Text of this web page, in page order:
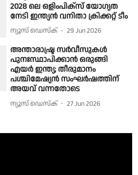
2028 ലെ ഒളിംപിക്സ് യോഗ്യത
നേടി ഇന്ത്യൻ വനിതാ ക്രിക്കറ്റ് ടീം
ന്യൂസ് ഡെസ്ക് 29 Jun 2026
അന്താരാഷ്ട്ര സർവീസുകൾ
പുനഃസ്ഥാപിക്കാൻ ഒരുങ്ങി
എയർ ഇന്ത്യ; തീരുമാനം
പശ്ചിമേഷ്യൻ സംഘർഷത്തിന്
അയവ് വന്നതോടെ
ന്യൂസ് ഡെസ്ക് 27 Jun 2026